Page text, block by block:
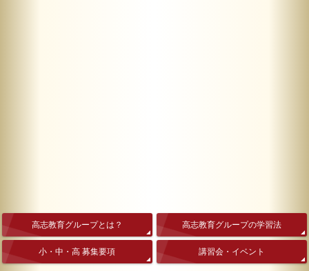
高志教育グループとは？ 高志教育グループの学習法
小・中・高 募集要項 講習会・イベント